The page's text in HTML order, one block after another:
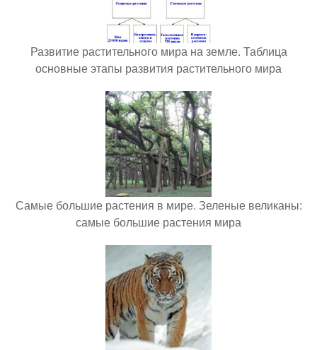
Развитие растительного мира на земле. Таблица
основные этапы развития растительного мира
Самые большие растения в мире. Зеленые великаны:
самые большие растения мира